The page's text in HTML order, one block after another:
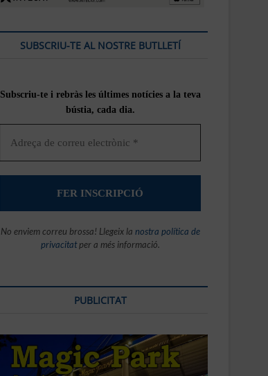
SUBSCRIU-TE AL NOSTRE BUTLLETÍ
Subscriu-te i rebràsles últimes notícies a la teva
bústia, cada dia.
No enviem correu brossa! Llegeix la nostra política de
privacitatper a més informació.
PUBLICITAT